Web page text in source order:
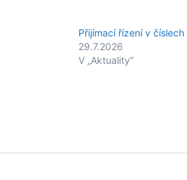
Přijímací řízení v číslech
29.7.2026
V „Aktuality“